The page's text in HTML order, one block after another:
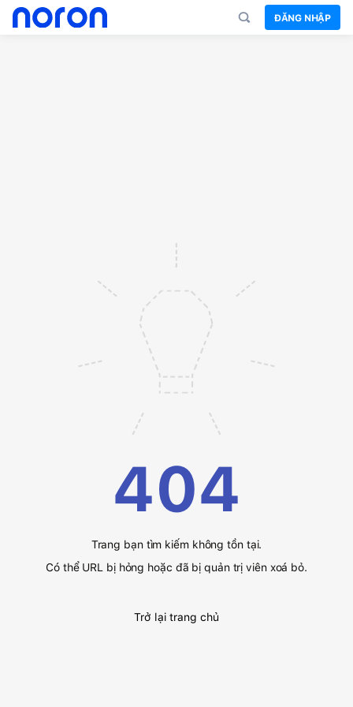
ĐĂNG NHẬP
404
Trang bạn tìm kiếm không tồn tại.
Có thể URL bị hỏng hoặc đã bị quản trị viên xoá bỏ.
Trở lại trang chủ